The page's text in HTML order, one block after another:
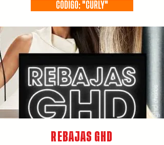
CÓDIGO: "CURLY"
REBAJAS GHD